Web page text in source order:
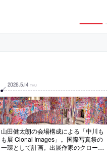
2026.5.14 THU
山田健太朗の会場構成による「中川も
も展 Clonal Images」。国際写真祭の
一環として計画。出展作家のクローン